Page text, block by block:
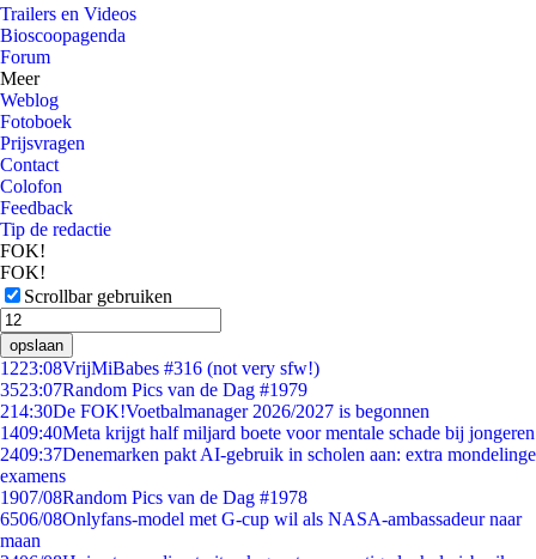
Trailers en Videos
Bioscoopagenda
Forum
Meer
Weblog
Fotoboek
Prijsvragen
Contact
Colofon
Feedback
Tip de redactie
FOK!
FOK!
Scrollbar gebruiken
opslaan
1223:08VrijMiBabes #316 (not very sfw!)
3523:07Random Pics van de Dag #1979
214:30De FOK!Voetbalmanager 2026/2027 is begonnen
1409:40Meta krijgt half miljard boete voor mentale schade bij jongeren
2409:37Denemarken pakt AI-gebruik in scholen aan: extra mondelinge
examens
1907/08Random Pics van de Dag #1978
6506/08Onlyfans-model met G-cup wil als NASA-ambassadeur naar
maan